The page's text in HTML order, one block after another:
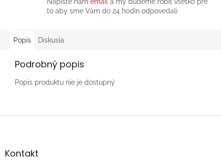
to aby sme Vám do 24 hodín odpovedali
Popis Diskusia
Podrobný popis
Popis produktu nie je dostupný
Z
äKontakt